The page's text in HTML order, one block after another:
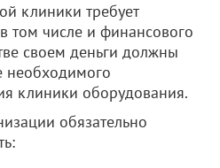
клиники требует
том числе и финансового
своем деньги должны
необходимого
клиники оборудования.
обязательно